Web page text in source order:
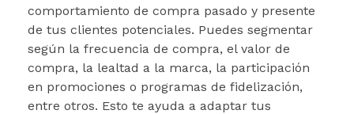
comportamiento de compra pasado y presente
de tus clientes potenciales. Puedes segmentar
según la frecuencia de compra, el valor de
compra, la lealtad a la marca, la participación
en promociones o programas de fidelización,
entre otros. Esto te ayuda a adaptar tus